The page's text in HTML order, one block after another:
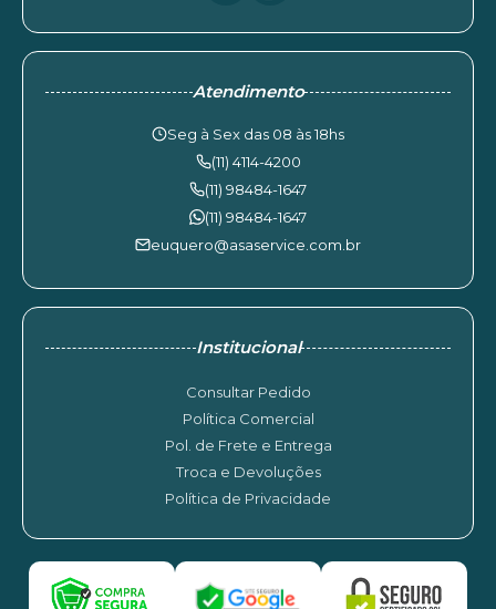
Atendimento
Seg à Sex das 08 às 18hs
(11) 4114-4200
(11) 98484-1647
(11) 98484-1647
euquero@asaservice.com.br
Institucional
Consultar Pedido
Política Comercial
Pol. de Frete e Entrega
Troca e Devoluções
Política de Privacidade